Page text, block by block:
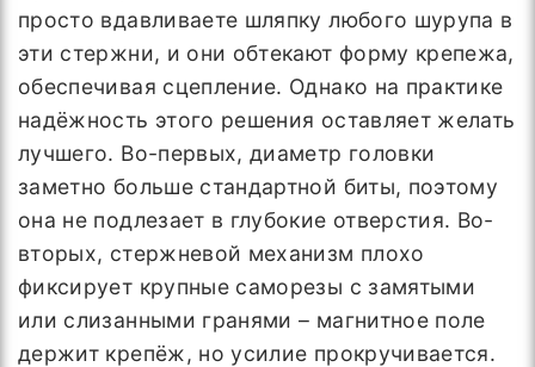
просто вдавливаете шляпку любого шурупа в
эти стержни, и они обтекают форму крепежа,
обеспечивая сцепление. Однако на практике
надёжность этого решения оставляет желать
лучшего. Во-первых, диаметр головки
заметно больше стандартной биты, поэтому
она не подлезает в глубокие отверстия. Во-
вторых, стержневой механизм плохо
фиксирует крупные саморезы с замятыми
или слизанными гранями – магнитное поле
держит крепёж, но усилие прокручивается.